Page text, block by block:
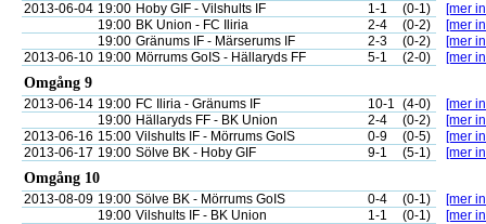
2013-06-04 19:00 Hoby GIF - Vilshults IF 1-1 (0-1)
[mer
19:00 BK Union - FC Iliria 2-4 (0-2)
[mer
19:00 Gränums IF - Märserums IF 2-3 (0-2)
[mer
2013-06-10 19:00 Mörrums GoIS - Hällaryds FF 5-1 (2-0) [mer
Omgång 9
2013-06-14 19:00 FC Iliria - Gränums IF 10-1 (4-0)
[mer
19:00 Hällaryds FF - BK Union 2-4 (0-2)
[mer
2013-06-16 15:00 Vilshults IF - Mörrums GoIS 0-9 (0-5)
[mer
2013-06-17 19:00 Sölve BK - Hoby GIF 9-1 (5-1) [mer
Omgång 10
2013-08-09 19:00 Sölve BK - Mörrums GoIS 0-4 (0-1)
[mer
19:00 Vilshults IF - BK Union 1-1 (0-1)
[mer